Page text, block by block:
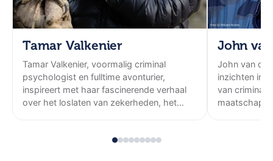
Tamar Valkenier
Tamar Valkenier, voormalig criminal
psychologist en fulltime avonturier,
inspireert met haar fascinerende verhaal
over het loslaten van zekerheden, het
naar de Mongoolse Altaj, door ongerepte
John
John van
inzichten in
van